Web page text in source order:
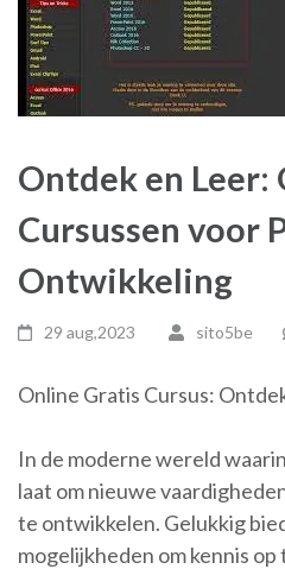
Ontdek en Leer:
Cursussen voor
Ontwikkeling
29 aug,2023 sito5be
Online Gratis Cursus:
In de moderne wereld
laat om nieuwe
te ontwikkelen. Gelukkig
mogelijkheden om kennis